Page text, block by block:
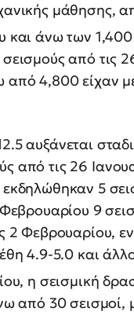
μάθησης,
και άνω των
από τις
από 4,800 είχαν
αυξάνεται
από τις 26
5
9
2 Φεβρουαρίου,
4.9-5.0 και
η σεισμική
από 30 σεισμοί,